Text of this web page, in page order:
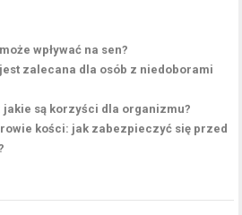
wpływać na sen?
zalecana dla osób z niedoborami
jakie są korzyści dla organizmu?
kości: jak zabezpieczyć się przed